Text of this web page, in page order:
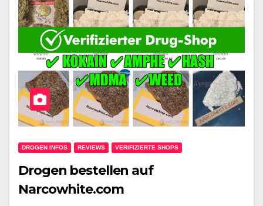
DROGEN INFOS REVIEWS VERIFIZIERTE SHOPS
Drogen bestellen auf
Narcowhite.com